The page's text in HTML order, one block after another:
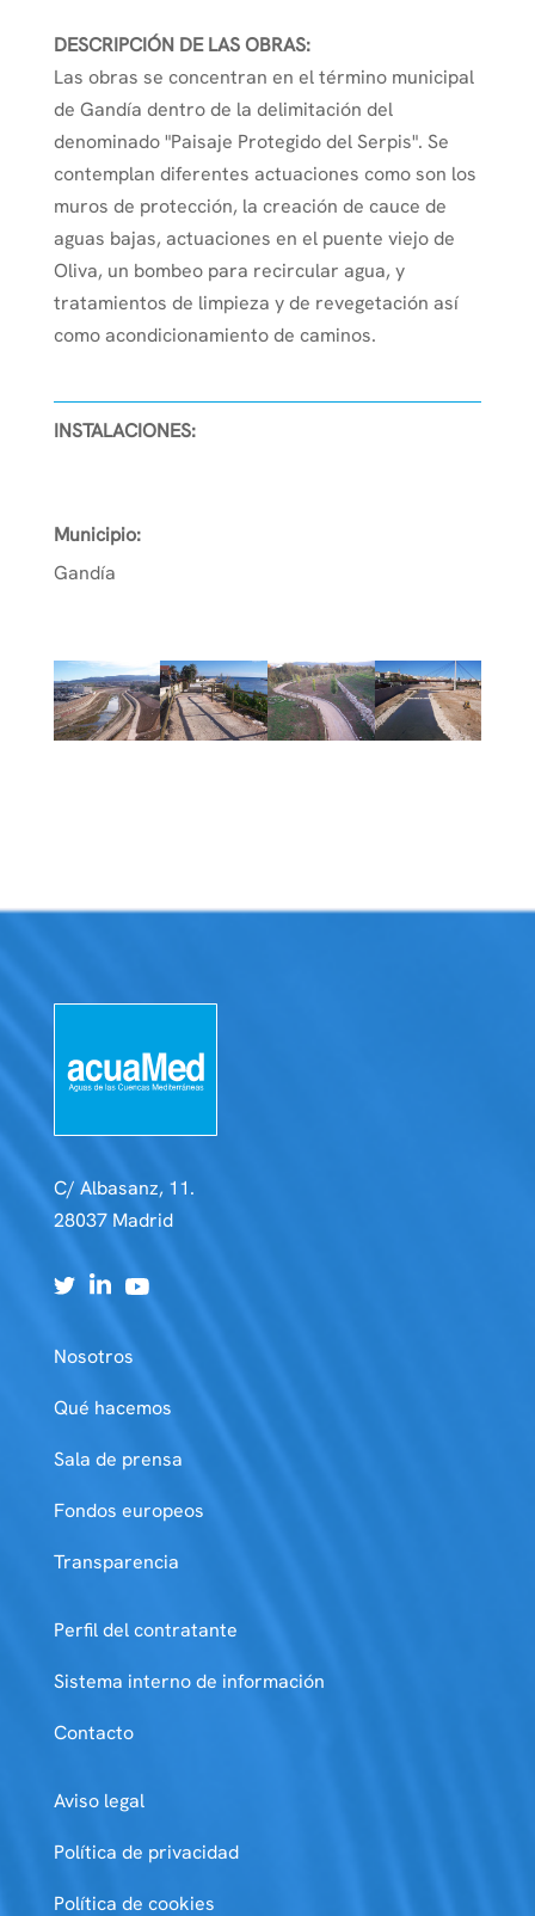
DESCRIPCIÓN DE LAS OBRAS:
Las obras se concentran en el término municipal
de Gandía dentro de la delimitación del
denominado "Paisaje Protegido del Serpis". Se
contemplan diferentes actuaciones como son los
muros de protección, la creación de cauce de
aguas bajas, actuaciones en el puente viejo de
Oliva, un bombeo para recircular agua, y
tratamientos de limpieza y de revegetación así
como acondicionamiento de caminos.
INSTALACIONES:
Municipio:
Gandía
C/ Albasanz, 11.
28037 Madrid
Nosotros
Qué hacemos
Sala de prensa
Fondos europeos
Transparencia
Perfil del contratante
Sistema interno de información
Contacto
Aviso legal
Política de privacidad
Política de cookies